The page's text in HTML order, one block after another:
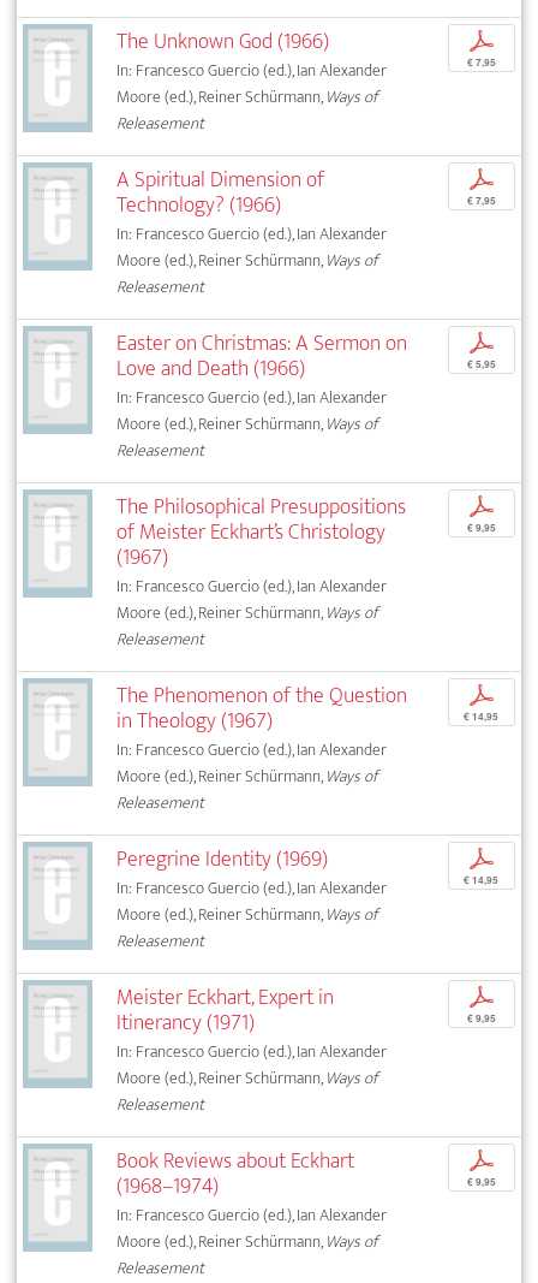
The Unknown God (1966)
In: Francesco Guercio (ed.), Ian Alexander
Moore (ed.), Reiner Schürmann,Ways of
Releasement
p
€ 7,95
A Spiritual Dimension of
Technology? (1966)
In: Francesco Guercio (ed.), Ian Alexander
Moore (ed.), Reiner Schürmann,Ways of
Releasement
p
€ 7,95
Easter on Christmas: A Sermon on
Love and Death (1966)
In: Francesco Guercio (ed.), Ian Alexander
Moore (ed.), Reiner Schürmann,Ways of
Releasement
p
€ 5,95
The Philosophical Presuppositions
of Meister Eckhart’s Christology
(1967)
In: Francesco Guercio (ed.), Ian Alexander
Moore (ed.), Reiner Schürmann,Ways of
Releasement
p
€ 9,95
The Phenomenon of the Question
in Theology (1967)
In: Francesco Guercio (ed.), Ian Alexander
Moore (ed.), Reiner Schürmann,Ways of
Releasement
p
€ 14,95
Peregrine Identity (1969)
In: Francesco Guercio (ed.), Ian Alexander
Moore (ed.), Reiner Schürmann,Ways of
Releasement
p
€ 14,95
Meister Eckhart, Expert in
Itinerancy (1971)
In: Francesco Guercio (ed.), Ian Alexander
Moore (ed.), Reiner Schürmann,Ways of
Releasement
p
€ 9,95
Book Reviews about Eckhart
(1968–1974)
In: Francesco Guercio (ed.), Ian Alexander
Moore (ed.), Reiner Schürmann,Ways of
Releasement
p
€ 9,95